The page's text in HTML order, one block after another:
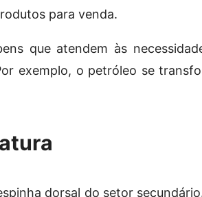
para venda.
que atendem às
exemplo, o petróleo se
dorsal do setor